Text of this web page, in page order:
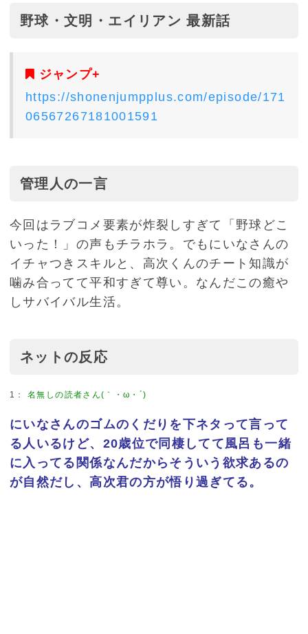
野球・文明・エイリアン 最新話
ジャンプ+
https://shonenjumpplus.com/episode/171
06567267181001591
管理人の一言
今回はラブコメ要素が炸裂しすぎて「野球どこ
いった！」の声もチラホラ。でもにいなさんの
イチャつきスキルと、高次くんのチート知識が
噛み合ってて平和すぎて尊い。なんだこの癒や
しサバイバル生活。
ネットの反応
1 ：名無しの読者さん(｀・ω・´)
にいなさんのゴムのくだりを下ネタって言って
る人いるけど、20歳位で同棲してて風呂も一緒
に入ってる関係なんだからそういう欲求あるの
が自然だし、高次君の方が悟り過ぎてる。